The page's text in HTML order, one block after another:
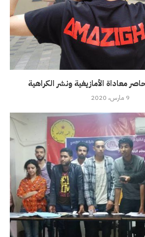
معاداة الأمازيغية ونشر الكراهية
9 مارس، 2020